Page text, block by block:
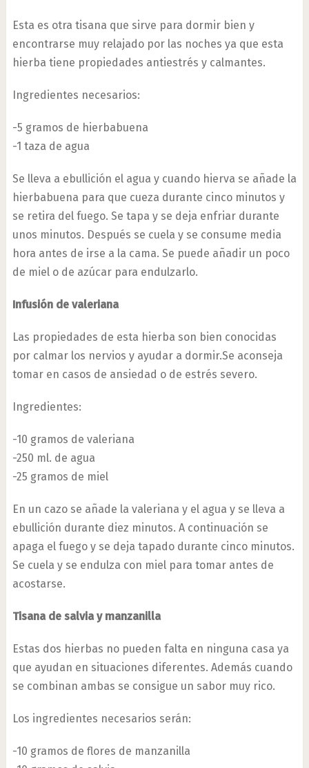
Esta es otra tisana que sirve para dormir bien y
encontrarse muy relajado por las noches ya que esta
hierba tiene propiedades antiestrés y calmantes.
Ingredientes necesarios:
-5 gramos de hierbabuena
-1 taza de agua
Se lleva a ebullición el agua y cuando hierva se añade la
hierbabuena para que cueza durante cinco minutos y
se retira del fuego. Se tapa y se deja enfriar durante
unos minutos. Después se cuela y se consume media
hora antes de irse a la cama. Se puede añadir un poco
de miel o de azúcar para endulzarlo.
Infusión de valeriana
Las propiedades de esta hierba son bien conocidas
por calmar los nervios y ayudar a dormir.Se aconseja
tomar en casos de ansiedad o de estrés severo.
Ingredientes:
-10 gramos de valeriana
-250 ml. de agua
-25 gramos de miel
En un cazo se añade la valeriana y el agua y se lleva a
ebullición durante diez minutos. A continuación se
apaga el fuego y se deja tapado durante cinco minutos.
Se cuela y se endulza con miel para tomar antes de
acostarse.
Tisana de salvia y manzanilla
Estas dos hierbas no pueden falta en ninguna casa ya
que ayudan en situaciones diferentes. Además cuando
se combinan ambas se consigue un sabor muy rico.
Los ingredientes necesarios serán:
-10 gramos de flores de manzanilla